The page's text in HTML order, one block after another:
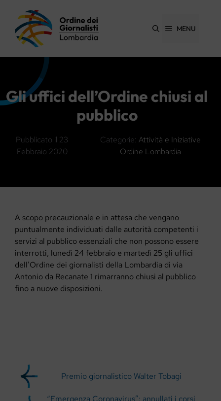
contenuto
MENU
Gli uffici dell’Ordine chiusi al
pubblico
Pubblicato il 23
Febbraio 2020
Categorie:Attività e Iniziative
Ordine Lombardia
A scopo precauzionale e in attesa che vengano
puntualmente individuati dalle autorità competenti i
servizi al pubblico essenziali che non possono essere
interrotti, lunedì 24 febbraio e martedì 25 gli uffici
dell’Ordine dei giornalisti della Lombardia di via
Antonio da Recanate 1 rimarranno chiusi al pubblico
fino a nuove disposizioni.
Premio giornalistico Walter Tobagi